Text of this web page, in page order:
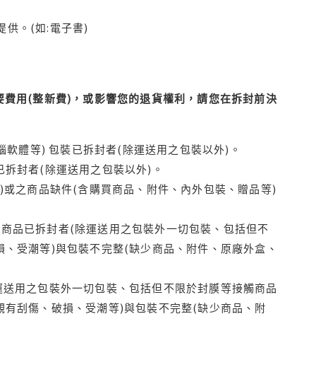
供。(如:電子書)
用(整新費)，或影響您的退貨權利，請您在拆封前決
體等) 包裝已拆封者(除運送用之包裝以外)。
封者(除運送用之包裝以外)。
之商品缺件(含購買商品、附件、內外包裝、贈品等)
品已拆封者(除運送用之包裝外一切包裝、包括但不
受潮等)與包裝不完整(缺少商品、附件、原廠外盒、
用之包裝外一切包裝、包括但不限於封膜等接觸商品
刮傷、破損、受潮等)與包裝不完整(缺少商品、附